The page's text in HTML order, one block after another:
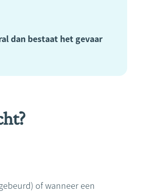
dan bestaat het gevaar
of wanneer een